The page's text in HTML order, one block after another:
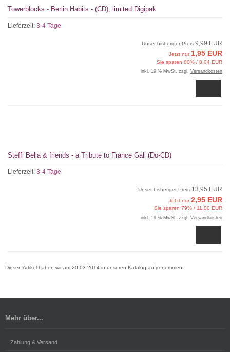
Towerblocks - Berlin Habits - (CD), limited Digipak
Lieferzeit: 3-4 Tage
Unser bisheriger Preis 9,99 EUR
Jetzt nur1,95 EUR
Sie sparen 80% / 8,04 EUR
inkl. 19 % MwSt. zzgl. Versandkosten
Steffi Bella & friends - a Tribute to France Gall (Do-CD)
Lieferzeit: 3-4 Tage
Unser bisheriger Preis 13,95 EUR
Jetzt nur2,95 EUR
Sie sparen 79% / 11,00 EUR
inkl. 19 % MwSt. zzgl. Versandkosten
Diesen Artikel haben wir am 20.03.2014 in unseren Katalog aufgenommen.
Mehr über...
Zahlung & Versand